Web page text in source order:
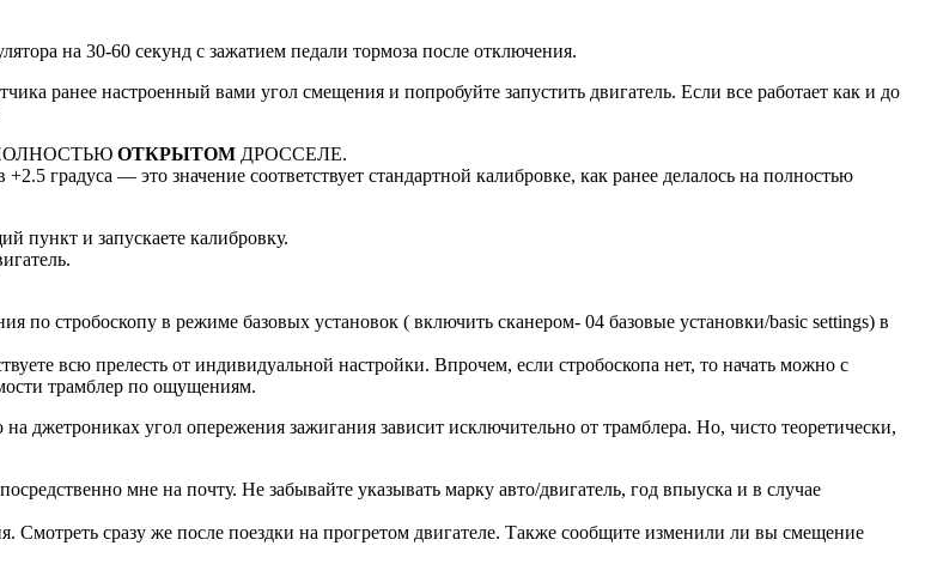
30-60 секунд с зажатием педали тормоза после отключения.
ранее настроенный вами угол смещения и попробуйте запустить двигатель. Если все работает как и до
ПОЛНОСТЬЮ ОТКРЫТОМ ДРОССЕЛЕ.
градуса — это значение соответствует стандартной калибровке, как ранее делалось на полностью
пункт и запускаете калибровку.
по стробоскопу в режиме базовых установок ( включить сканером- 04 базовые установки/basic settings) в
всю прелесть от индивидуальной настройки. Впрочем, если стробоскопа нет, то начать можно с
трамблер по ощущениям.
джетрониках угол опережения зажигания зависит исключительно от трамблера. Но, чисто теоретически,
мне на почту. Не забывайте указывать марку авто/двигатель, год впыуска и в случае
Смотреть сразу же после поездки на прогретом двигателе. Также сообщите изменили ли вы смещение